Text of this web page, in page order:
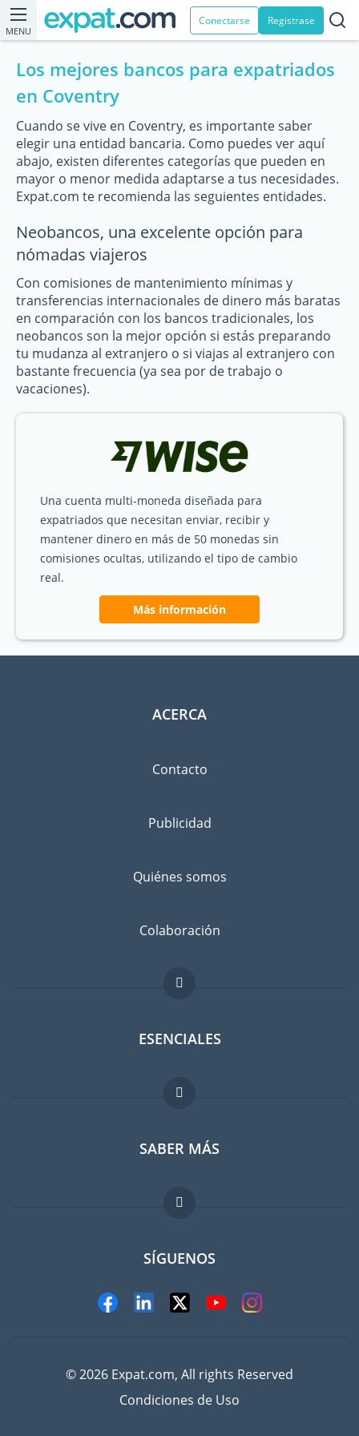
MENU
Conectarse Registrase
Los mejores bancos para expatriados
en Coventry
Cuando se vive en Coventry, es importante saber
elegir una entidad bancaria. Como puedes ver aquí
abajo, existen diferentes categorías que pueden en
mayor o menor medida adaptarse a tus necesidades.
Expat.com te recomienda las seguientes entidades.
Neobancos, una excelente opción para
nómadas viajeros
Con comisiones de mantenimiento mínimas y
transferencias internacionales de dinero más baratas
en comparación con los bancos tradicionales, los
neobancos son la mejor opción si estás preparando
tu mudanza al extranjero o si viajas al extranjero con
bastante frecuencia (ya sea por de trabajo o
vacaciones).
Una cuenta multi-moneda diseñada para
expatriados que necesitan enviar, recibir y
mantener dinero en más de 50 monedas sin
comisiones ocultas, utilizando el tipo de cambio
real.
Más información
ACERCA
Contacto
Publicidad
Quiénes somos
Colaboración
ESENCIALES
Foro para expatriados
Guia para expatriados
Trabajos en el extranjero
SABER MÁS
FAQ
SÍGUENOS
© 2026 Expat.com, All rights Reserved
Condiciones de Uso